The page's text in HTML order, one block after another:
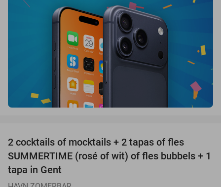
2 cocktails of mocktails + 2 tapas of fles
SUMMERTIME (rosé of wit) of fles bubbels + 1
tapa in Gent